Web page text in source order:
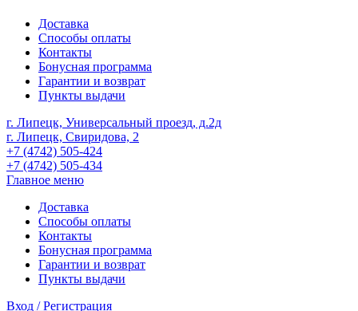
Доставка
Способы оплаты
Контакты
Бонусная программа
Гарантии и возврат
Пункты выдачи
г. Липецк, Универсальный проезд, д.2д
г. Липецк, Свиридова, 2
+7 (4742) 505-424
+7 (4742) 505-434
Главное меню
Доставка
Способы оплаты
Контакты
Бонусная программа
Гарантии и возврат
Пункты выдачи
Вход / Регистрация